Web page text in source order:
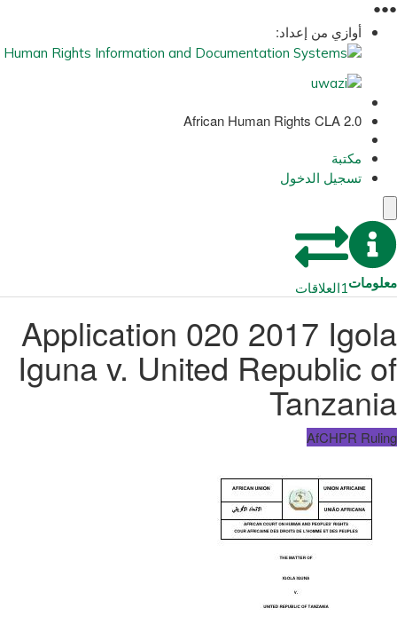
●
●
●
أوازي من إعداد:
African Human Rights CLA 2.0
مكتبة
تسجيل الدخول
معلومات1العلاقات
Application 020 2017 Igola
Iguna v. United Republic of
Tanzania
AfCHPR Ruling